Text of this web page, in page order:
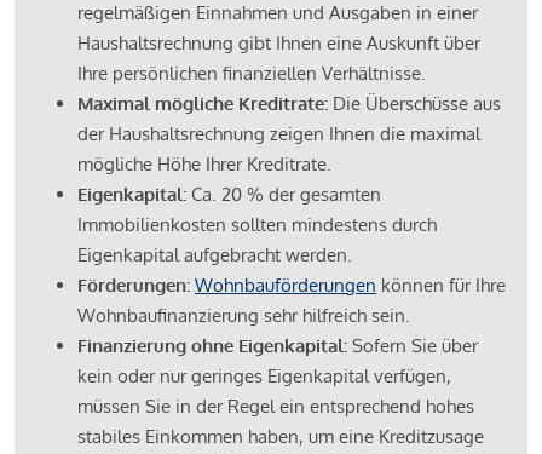
regelmäßigen Einnahmen und Ausgaben in einer
Haushaltsrechnung gibt Ihnen eine Auskunft über
Ihre persönlichen finanziellen Verhältnisse.
Maximal mögliche Kreditrate: Die Überschüsse aus
der Haushaltsrechnung zeigen Ihnen die maximal
mögliche Höhe Ihrer Kreditrate.
Eigenkapital: Ca. 20 % der gesamten
Immobilienkosten sollten mindestens durch
Eigenkapital aufgebracht werden.
Förderungen: Wohnbauförderungen können für Ihre
Wohnbaufinanzierung sehr hilfreich sein.
Finanzierung ohne Eigenkapital: Sofern Sie über
kein oder nur geringes Eigenkapital verfügen,
müssen Sie in der Regel ein entsprechend hohes
stabiles Einkommen haben, um eine Kreditzusage